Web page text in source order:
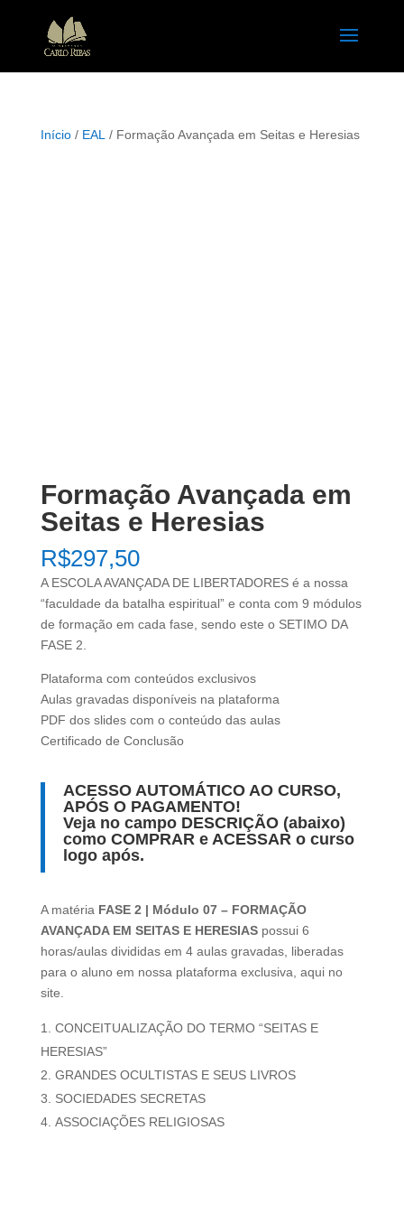
Início/ EAL / Formação Avançada em Seitas e Heresias
Formação Avançada em
Seitas e Heresias
R$297,50
A ESCOLA AVANÇADA DE LIBERTADORES é a nossa
“faculdade da batalha espiritual” e conta com 9 módulos
de formação em cada fase, sendo este o SETIMO DA
FASE 2.
Plataforma com conteúdos exclusivos
Aulas gravadas disponíveis na plataforma
PDF dos slides com o conteúdo das aulas
Certificado de Conclusão
ACESSO AUTOMÁTICO AO CURSO,
APÓS O PAGAMENTO!
Veja no campo DESCRIÇÃO (abaixo)
como COMPRAR e ACESSAR o curso
logo após.
A matéria FASE 2 | Módulo 07 – FORMAÇÃO
AVANÇADA EM SEITAS E HERESIASpossui 6
horas/aulas divididas em 4 aulas gravadas, liberadas
para o aluno em nossa plataforma exclusiva, aqui no
site.
CONCEITUALIZAÇÃO DO TERMO “SEITAS E
HERESIAS”
GRANDES OCULTISTAS E SEUS LIVROS
SOCIEDADES SECRETAS
ASSOCIAÇÕES RELIGIOSAS